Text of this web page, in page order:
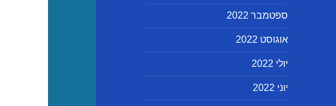
ספטמבר 2022
אוגוסט 2022
יולי 2022
יוני 2022